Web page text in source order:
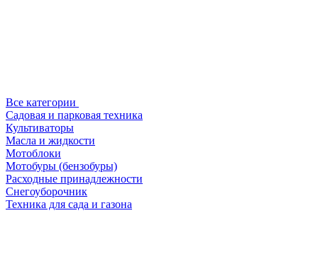
Все категории
Садовая и парковая техника
Культиваторы
Масла и жидкости
Мотоблоки
Мотобуры (бензобуры)
Расходные принадлежности
Снегоуборочник
Техника для сада и газона